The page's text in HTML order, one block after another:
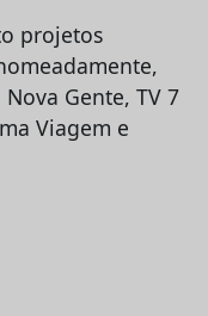
projetos
Gente, TV 7
Viagem e